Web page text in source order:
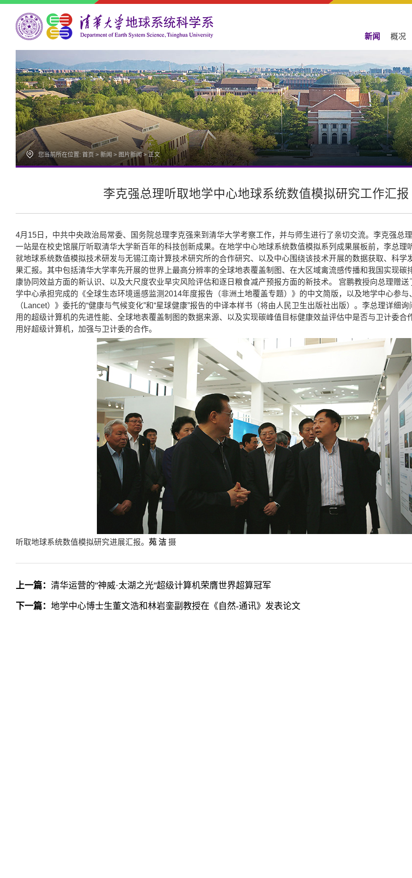
新闻 概况
您当前所在位置: 首页 > 新闻 > 图片新闻> 正文
李克强总理听取地学中心地球系统数值模拟研究工作汇报
4月15日，中共中央政治局常委、国务院总理李克强来到清华大学考察工作，并与师生进行了亲切交流。李克强总
一站是在校史馆展厅听取清华大学新百年的科技创新成果。在地学中心地球系统数值模拟系列成果展板前，李总理
就地球系统数值模拟技术研发与无锡江南计算技术研究所的合作研究、以及中心围绕该技术开展的数据获取、科学
果汇报。其中包括清华大学率先开展的世界上最高分辨率的全球地表覆盖制图、在大区域禽流感传播和我国实现碳
康协同效益方面的新认识、以及大尺度农业旱灾风险评估和逐日粮食减产预报方面的新技术。 宫鹏教授向总理赠
学中心承担完成的《全球生态环境遥感监测2014年度报告（非洲土地覆盖专题）》的中文简版，以及地学中心参
（Lancet）》委托的“健康与气候变化”和“星球健康”报告的中译本样书（将由人民卫生出版社出版）。李总理详细
用的超级计算机的先进性能、全球地表覆盖制图的数据来源、以及实现碳峰值目标健康效益评估中是否与卫计委合
用好超级计算机，加强与卫计委的合作。
听取地球系统数值模拟研究进展汇报。 苑 洁 摄
上一篇： 清华运营的"神威·太湖之光"超级计算机荣膺世界超算冠军
下一篇： 地学中心博士生董文浩和林岩銮副教授在《自然-通讯》发表论文